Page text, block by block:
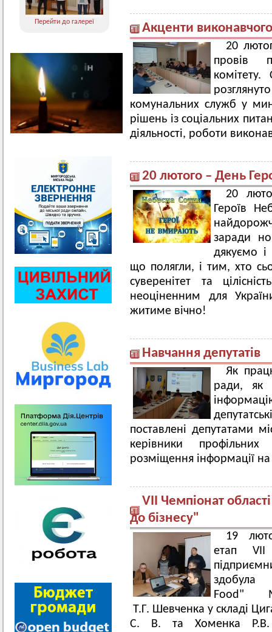
Перейти до галереї Акценти
20
провів
комунальних служб у
рішень із соціальних
діяльності, роботи
20 лютого – День
20
Героїв
заради
дякуємо
що полягли, і тим, хто
суверенітет та
неоціненним для
житиме вічно!
Навчання депутатів
Як
ради, як
поставлені депутатами
керівники
розміщення інформації на
VIІ Чемпіонат
до бізнесу"
19
етап
Food"
Т.Г. Шевченка у складі
С. В. та Хоменка Р.В.